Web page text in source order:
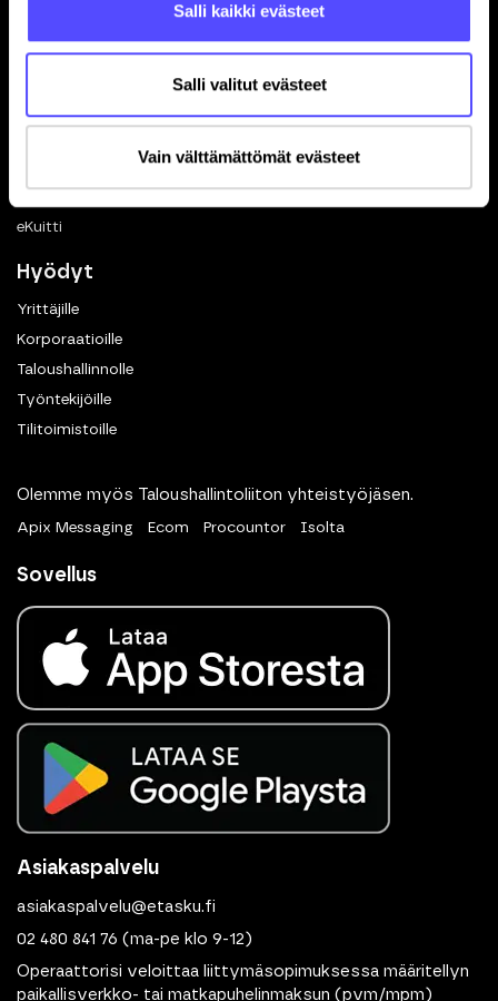
Salli kaikki evästeet
Salli valitut evästeet
Vain välttämättömät evästeet
In English
eKuitti
Hyödyt
Yrittäjille
Korporaatioille
Taloushallinnolle
Työntekijöille
Tilitoimistoille
Olemme myös Taloushallintoliiton yhteistyöjäsen.
Apix Messaging Ecom Procountor Isolta
Sovellus
Asiakaspalvelu
asiakaspalvelu@etasku.fi
02 480 841 76 (ma-pe klo 9-12)
Operaattorisi veloittaa liittymäsopimuksessa määritellyn
paikallisverkko- tai matkapuhelinmaksun (pvm/mpm)